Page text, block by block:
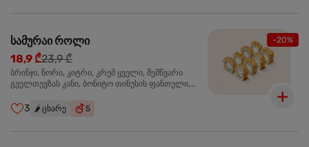
-20%
სამურაი როლი
18,9 ₾23,9 ₾
ბრინჯი, ნორი, კიტრი, კრემ ყველი, შემწვარი
გველთევზას კანი, ბონიტო თინუსის ფანთელი,
3 🌶️ ცხარე 5